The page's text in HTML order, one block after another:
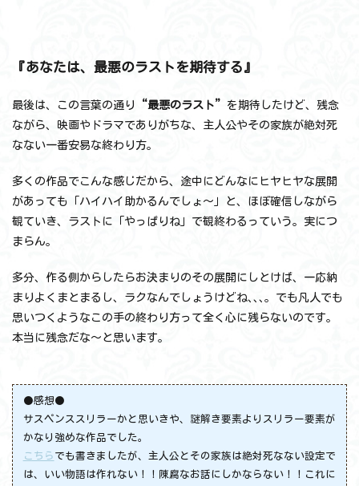
『あなたは、最悪のラストを期待する』
最後は、この言葉の通り “最悪のラスト” を期待したけど、残念
ながら、映画やドラマでありがちな、主人公やその家族が絶対死
なない一番安易な終わり方。
多くの作品でこんな感じだから、途中にどんなにヒヤヒヤな展開
があっても「ハイハイ助かるんでしょ～」と、ほぼ確信しながら
観ていき、ラストに「やっぱりね」で観終わるっていう。実につ
まらん。
多分、作る側からしたらお決まりのその展開にしとけば、一応納
まりよくまとまるし、ラクなんでしょうけどね､､､。でも凡人でも
思いつくようなこの手の終わり方って全く心に残らないのです。
本当に残念だな～と思います。
●感想●
サスペンススリラーかと思いきや、謎解き要素よりスリラー要素が
かなり強めな作品でした。
こちら でも書きましたが、主人公とその家族は絶対死なない設定で
は、いい物語は作れない！！陳腐なお話にしかならない！！これに